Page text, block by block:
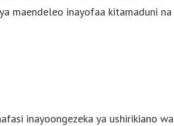
maendeleo inayofaa kitamaduni na
inayoongezeka ya ushirikiano wa